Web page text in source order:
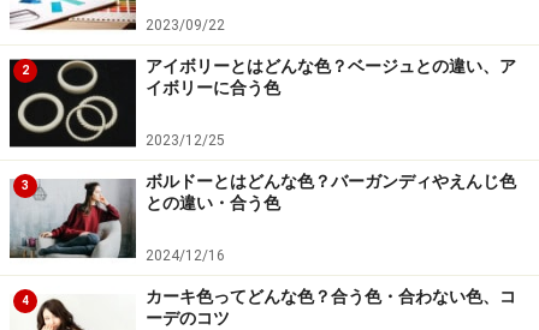
かさと華やかなムードを演出します。
ほど良いハリコシと上品なツヤ感のあるコットンギャバ
ジン素材のワイドパンツはセンタープレス入り。ネイビ
ーのテーラードジャケットを合わせて、上質でクリーン
な印象にまとめています。
オレンジ色とカーキをカジュアルに
2023/09/22
2
アイボリーとはどんな色？ベージュとの違い、ア
イボリーに合う色
2023/12/25
3
ボルドーとはどんな色？バーガンディやえんじ色
との違い・合う色
2024/12/16
4
カーキ色ってどんな色？合う色・合わない色、コ
ーデのコツ